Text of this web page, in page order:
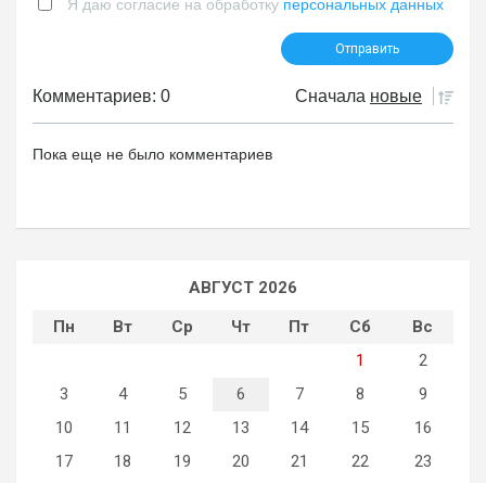
Я даю согласие на обработку персональных данных
Комментариев: 0 Сначала новые
Пока еще не было комментариев
АВГУСТ 2026
Пн
Вт Ср Чт Пт Сб
Вс
1
2
3
4 5 6 7 8
9
10
11 12 13 14 15
16
17
18 19 20 21 22
23